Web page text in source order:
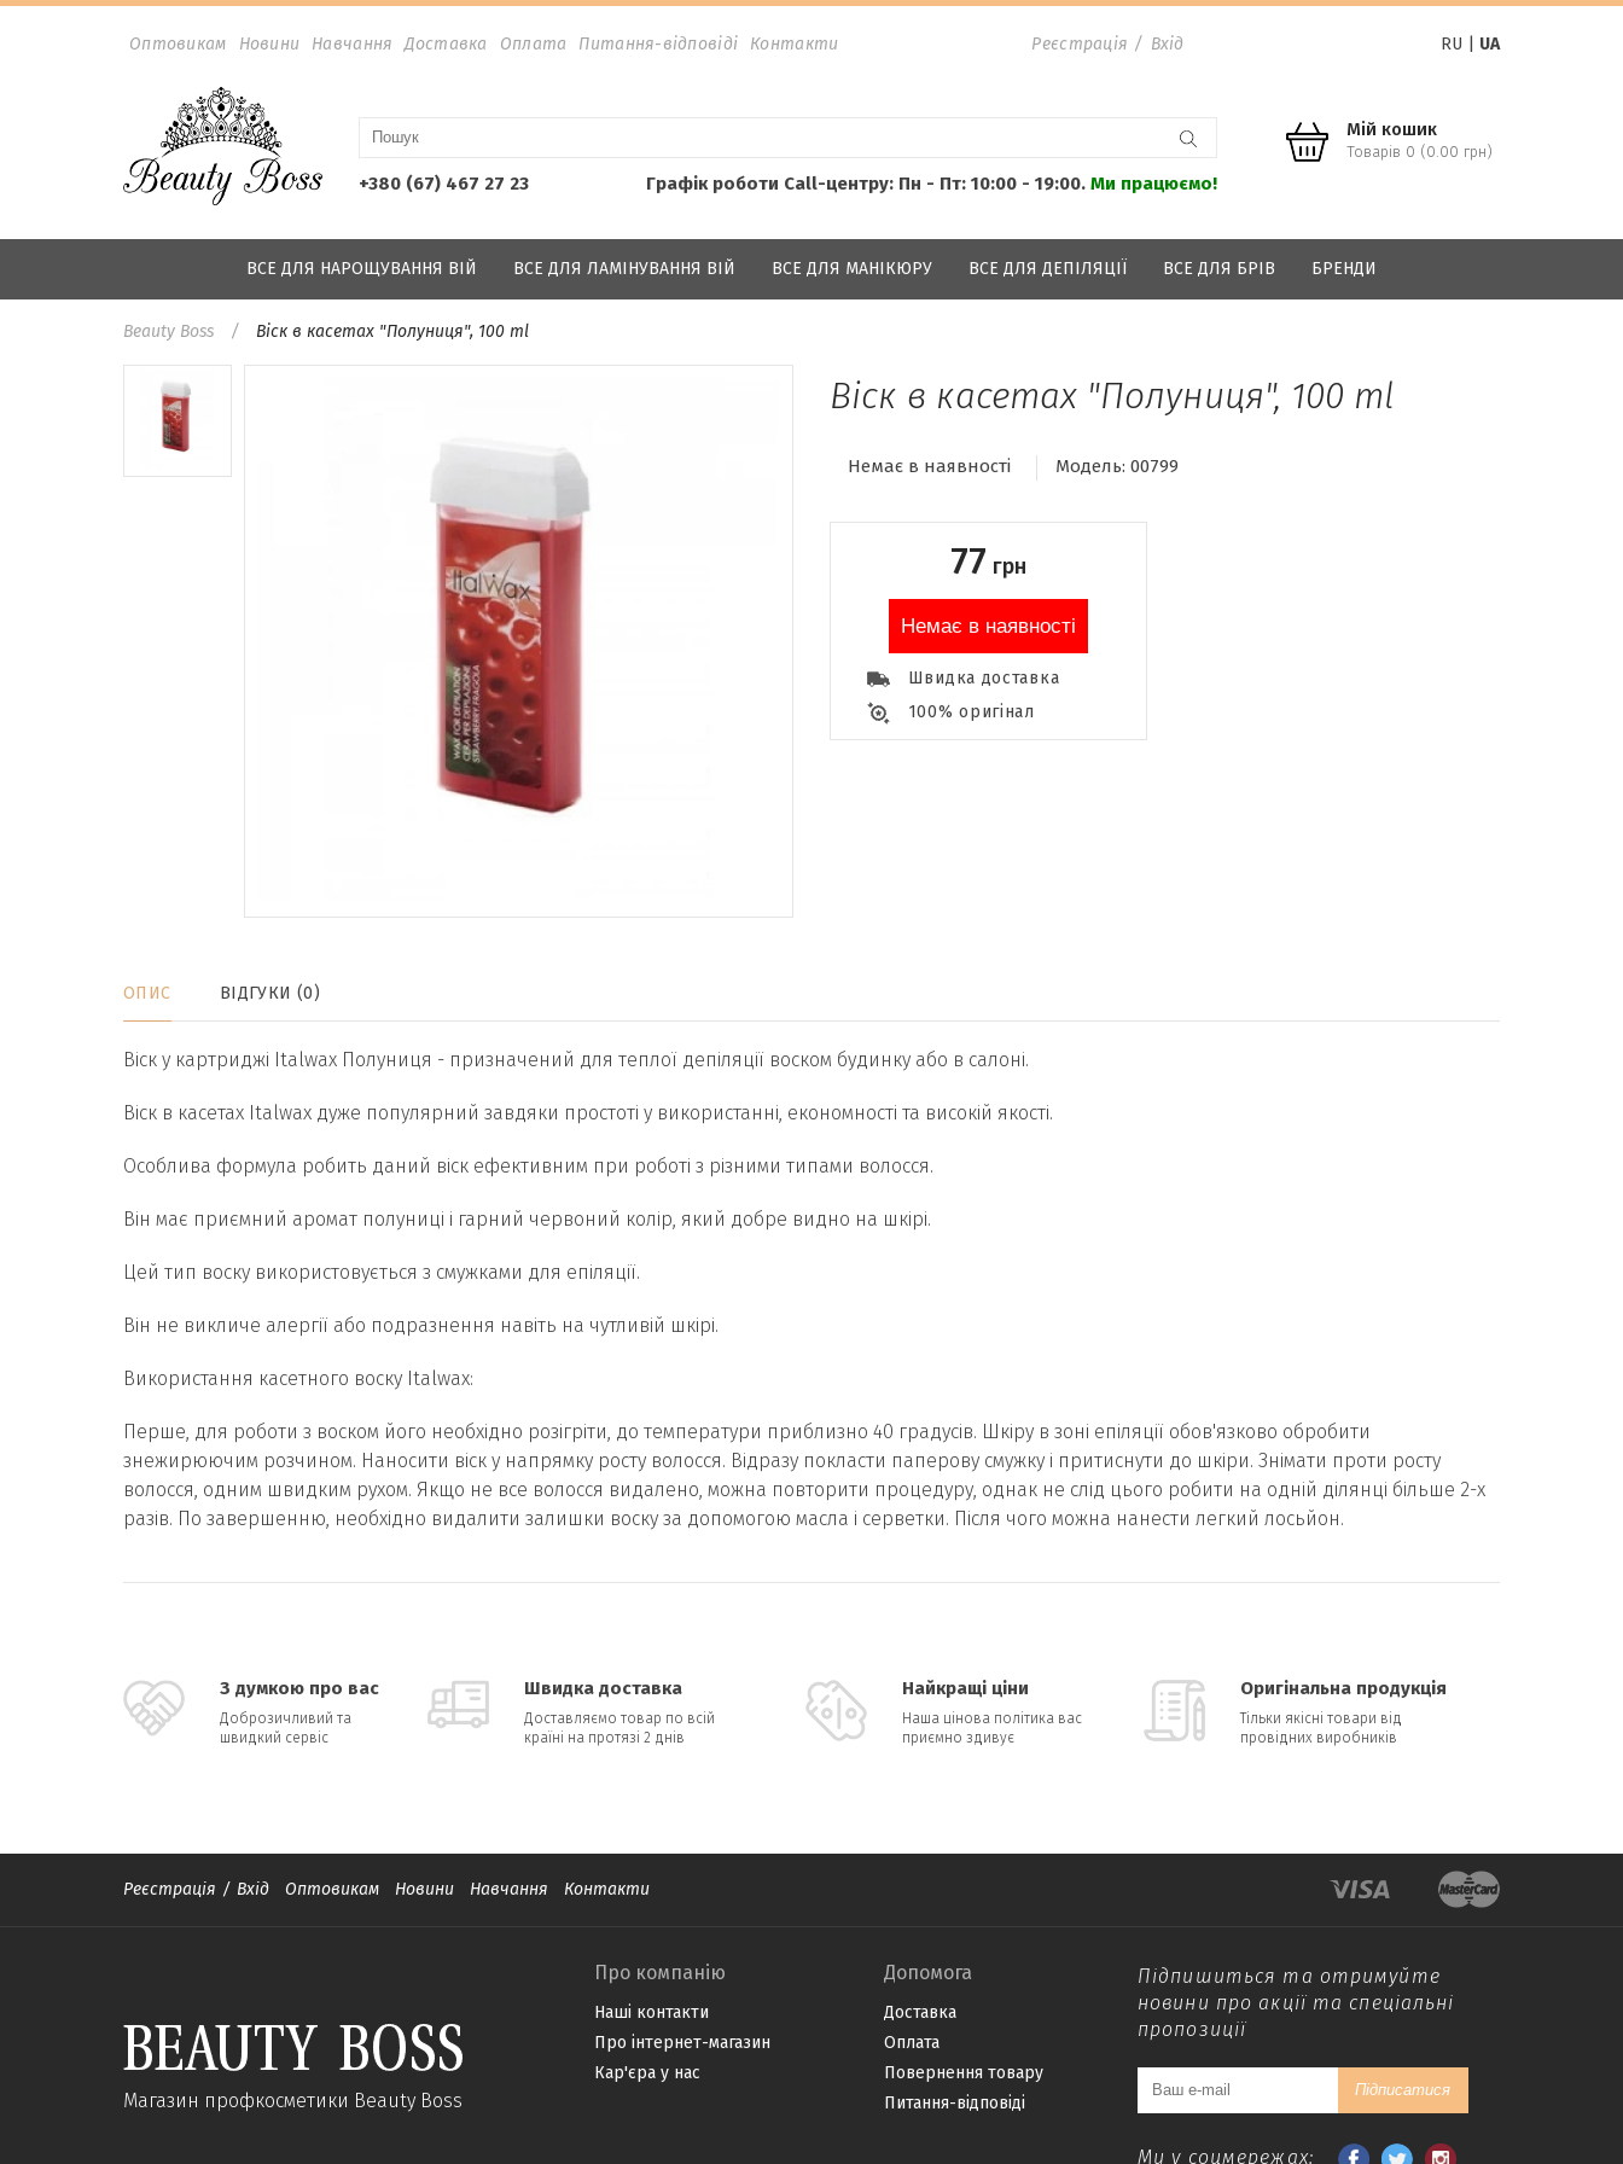
Оптовикам Новини Навчання Доставка Оплата Питання-відповіді Контакти Реєстрація / Вхід RU UA
+380 (67) 467 27 23 Графік роботи Call-центру: Пн - Пт: 10:00 - 19:00. Ми працюємо!
Мій кошик
Товарів 0 (0.00 грн)
ВСЕ ДЛЯ НАРОЩУВАННЯ ВІЙ ВСЕ ДЛЯ ЛАМІНУВАННЯ ВІЙ ВСЕ ДЛЯ МАНІКЮРУ ВСЕ ДЛЯ ДЕПІЛЯЦІЇ ВСЕ ДЛЯ БРІВ БРЕНДИ
Beauty Boss Віск в касетах "Полуниця", 100 ml
Віск в касетах "Полуниця", 100 ml
Немає в наявності Модель: 00799
77 грн
Немає в наявності
Швидка доставка
100% оригінал
ОПИС ВІДГУКИ (0)
Віск у картриджі Italwax Полуниця - призначений для теплої депіляції воском будинку або в салоні.
Віск в касетах Italwax дуже популярний завдяки простоті у використанні, економності та високій якості.
Особлива формула робить даний віск ефективним при роботі з різними типами волосся.
Він має приємний аромат полуниці і гарний червоний колір, який добре видно на шкірі.
Цей тип воску використовується з смужками для епіляції.
Він не викличе алергії або подразнення навіть на чутливій шкірі.
Використання касетного воску Italwax:
Перше, для роботи з воском його необхідно розігріти, до температури приблизно 40 градусів. Шкіру в зоні епіляції обов'язково обробити
знежирюючим розчином. Наносити віск у напрямку росту волосся. Відразу покласти паперову смужку і притиснути до шкіри. Знімати проти росту
волосся, одним швидким рухом. Якщо не все волосся видалено, можна повторити процедуру, однак не слід цього робити на одній ділянці більше 2-х
разів. По завершенню, необхідно видалити залишки воску за допомогою масла і серветки. Після чого можна нанести легкий лосьйон.
З думкою про вас
Доброзичливий та
швидкий сервіс
Швидка доставка
Доставляємо товар по всій
країні на протязі 2 днів
Найкращі ціни
Наша цінова політика вас
приємно здивує
Оригінальна продукція
Тільки якісні товари від
провідних виробників
Реєстрація / Вхід Оптовикам Новини Навчання Контакти
Магазин профкосметики Beauty Boss
Про компанію
Наші контакти
Про інтернет-магазин
Кар'єра у нас
Допомога
Доставка
Оплата
Повернення товару
Питання-відповіді
Підпишиться та отримуйте
новини про акції та спеціальні
пропозиції
Підписатися
Ми у соцмережах: